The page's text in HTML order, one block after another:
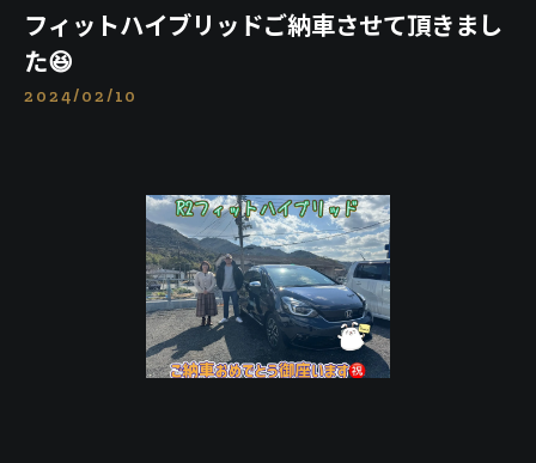
フィットハイブリッドご納車させて頂きまし
た😆
2024/02/10